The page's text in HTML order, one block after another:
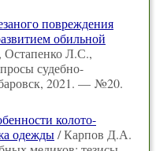
повреждения
обильной
Остапенко Л.С.,
судебно-
2021. — №20.
колото-
одежды/ Карпов Д.А.